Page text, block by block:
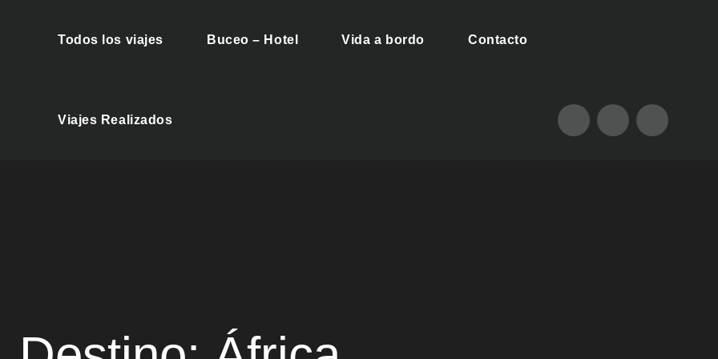
Todos los viajes Buceo – Hotel Vida a bordo Contacto
Viajes Realizados